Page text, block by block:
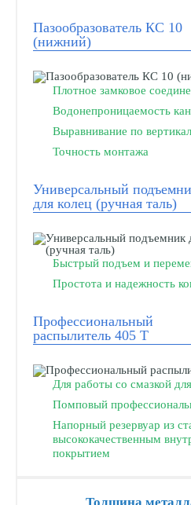
Пазообразователь КС 10
(нижний)
Плотное замковое
Водонепроницаемость
Выравнивание по
Точность монтажа
Универсальный
для колец (ручная таль)
Быстрый подъем и
Простота и надежность
Профессиональный
распылитель 405 Т
Для работы со смазкой
Помповый
Напорный резервуар из
высококачественным
покрытием